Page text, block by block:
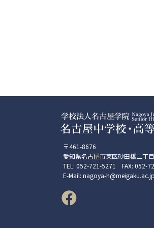
〒461-8676
愛知県名古屋市東区砂田橋二丁
TEL: 052-721-5271 FAX: 052-
E-Mail: nagoya-h@meigaku.ac.jp